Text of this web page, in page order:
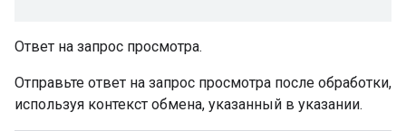
Ответ на запрос просмотра.
Отправьте ответ на запрос просмотра после обработки,
используя контекст обмена, указанный в указании.